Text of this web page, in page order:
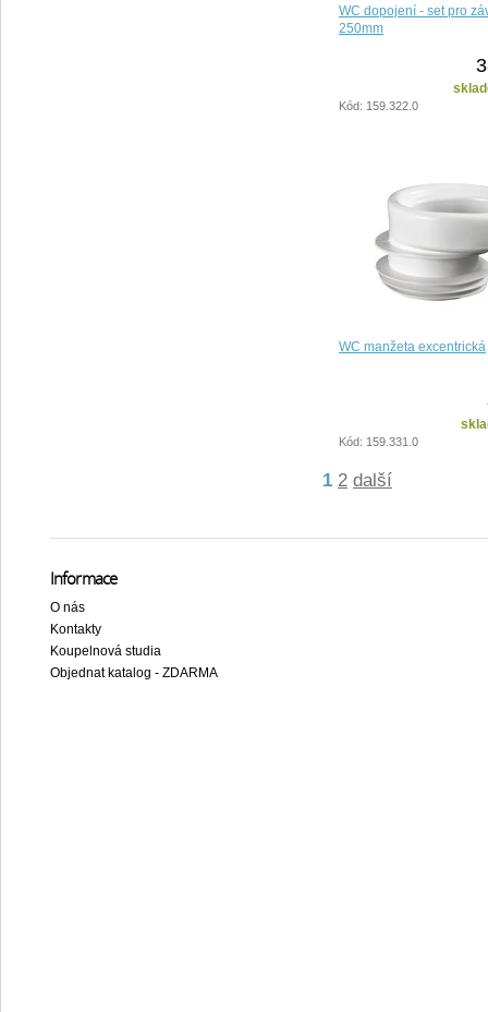
WC dopojení - set pro
250mm
Kód: 159.322.0
WC manžeta excentrická
Kód: 159.331.0
1 2 další
Informace
O nás
Kontakty
Koupelnová studia
Objednat katalog - ZDARMA